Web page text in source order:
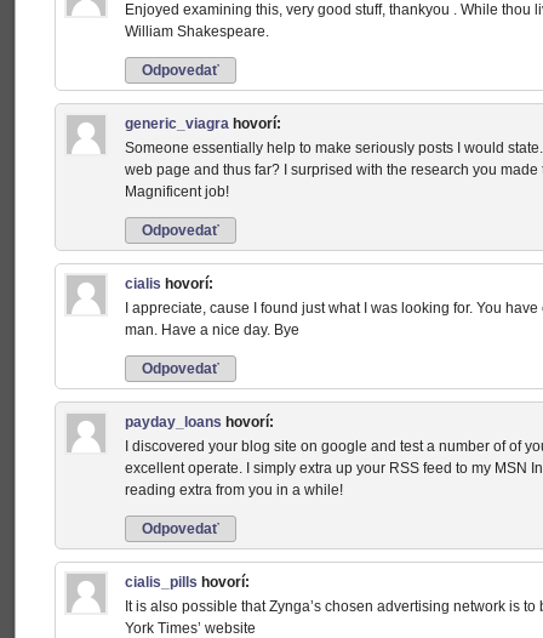
Enjoyed examining this, very good stuff, thankyou . While thou
William Shakespeare.
Odpovedať
generic_viagra hovorí:
Someone essentially help to make seriously posts I would
web page and thus far? I surprised with the research you
Magnificent job!
Odpovedať
cialis hovorí:
I appreciate, cause I found just what I was looking for. You
man. Have a nice day. Bye
Odpovedať
payday_loans hovorí:
I discovered your blog site on google and test a number of of
excellent operate. I simply extra up your RSS feed to my MSN
reading extra from you in a while!
Odpovedať
cialis_pills hovorí:
It is also possible that Zynga’s chosen advertising network is
York Times’ website